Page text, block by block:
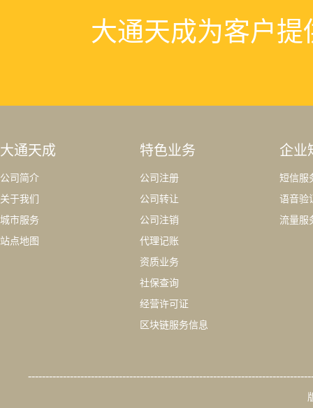
大通天成为客户
大通天成
公司简介
关于我们
城市服务
站点地图
特色业务
公司注册
公司转让
公司注销
代理记账
资质业务
社保查询
经营许可证
区块链服务信息
企业
短信服
语音验
流量服